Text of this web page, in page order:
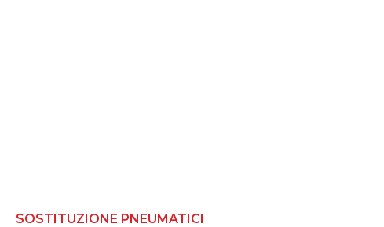
SOSTITUZIONE PNEUMATICI